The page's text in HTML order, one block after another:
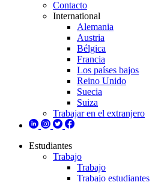
Contacto
International
Alemania
Austria
Bélgica
Francia
Los países bajos
Reino Unido
Suecia
Suiza
Trabajar en el extranjero
Estudiantes
Trabajo
Trabajo
Trabajo estudiantes